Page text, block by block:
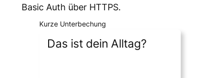
Basic Auth über HTTPS.
Kurze Unterbechung
Das ist dein Alltag?